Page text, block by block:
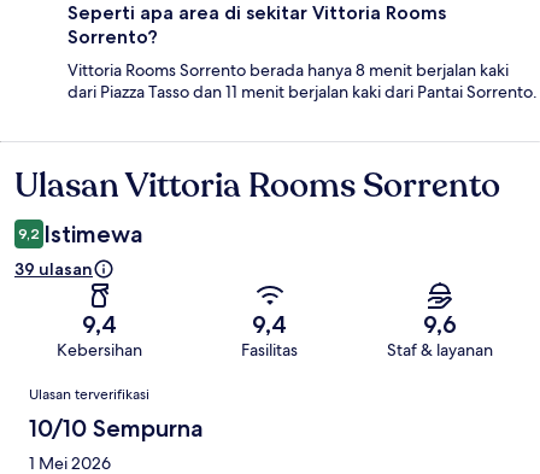
Seperti apa area di sekitar Vittoria Rooms
Sorrento?
Vittoria Rooms Sorrento berada hanya 8 menit berjalan kaki
dari Piazza Tasso dan 11 menit berjalan kaki dari Pantai Sorrento.
Ulasan
Ulasan Vittoria Rooms Sorrento
9,2 Istimewa
39 ulasan
9,4
Kebersihan
9,4
Fasilitas
9,6
Staf & layanan
Ulasan
Ulasan terverifikasi
10/10 Sempurna
1 Mei 2026